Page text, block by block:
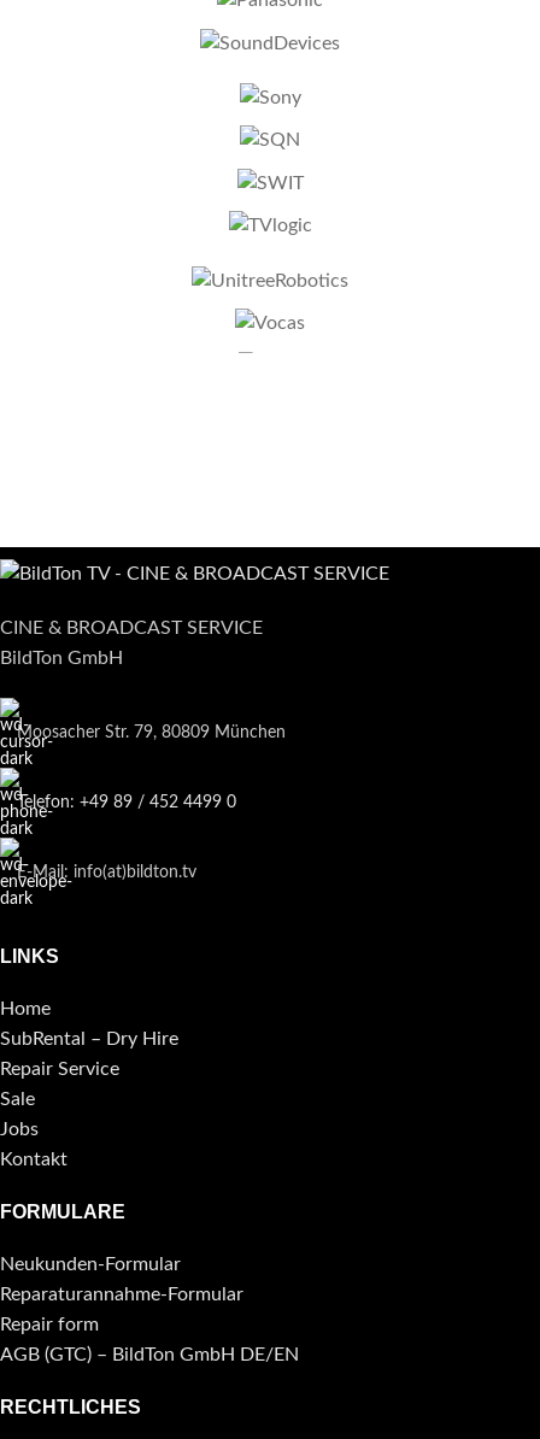
CINE & BROADCAST SERVICE
BildTon GmbH
Moosacher Str. 79, 80809 München
Telefon: +49 89 / 452 4499 0
E-Mail: info(at)bildton.tv
LINKS
Home
SubRental – Dry Hire
Repair Service
Sale
Jobs
Kontakt
FORMULARE
Neukunden-Formular
Reparaturannahme-Formular
Repair form
AGB (GTC) – BildTon GmbH DE/EN
RECHTLICHES